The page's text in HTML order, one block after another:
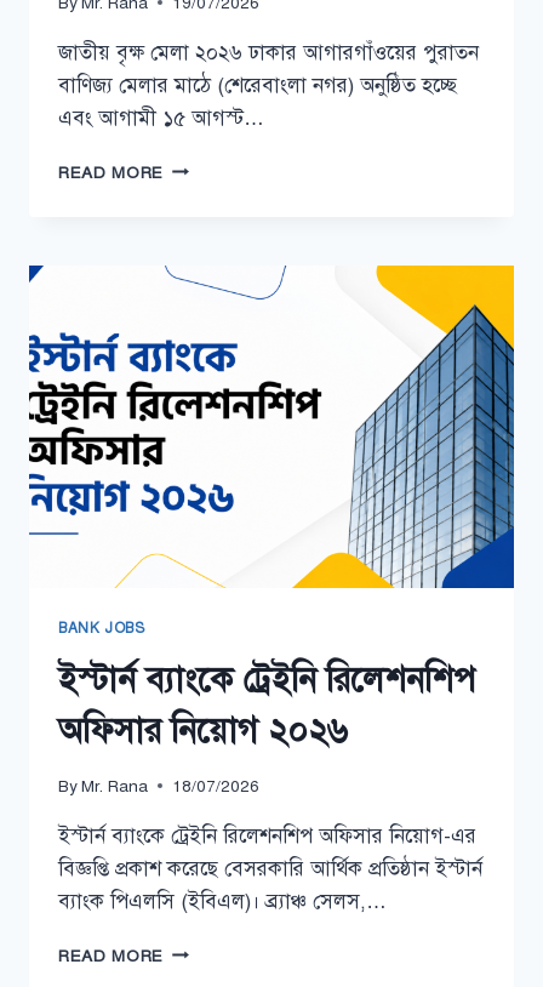
জাতীয় বৃক্ষ মেলা ২০২৬ ঢাকার আগারগাঁওয়ের পুরাতন
বাণিজ্য মেলার মাঠে (শেরেবাংলা নগর) অনুষ্ঠিত হচ্ছে
এবং আগামী ১৫ আগস্ট…
READ MORE জাতীয়
কবে,
কোথায়
কীভাবে
যাবেন
BANK JOBS
ইস্টার্ন ব্যাংকে ট্রেইনি রিলেশনশিপ
অফিসার নিয়োগ ২০২৬
ByMr. Rana 18/07/2026
ইস্টার্ন ব্যাংকে ট্রেইনি রিলেশনশিপ অফিসার নিয়োগ-এর
বিজ্ঞপ্তি প্রকাশ করেছে বেসরকারি আর্থিক প্রতিষ্ঠান ইস্টার্ন
ব্যাংক পিএলসি (ইবিএল)। ব্র্যাঞ্চ সেলস,…
READ MORE ইস্টার্ন